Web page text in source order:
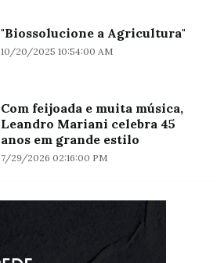
"Biossolucione a Agricultura"
10/20/2025 10:54:00 AM
Com feijoada e muita música,
Leandro Mariani celebra 45
anos em grande estilo
7/29/2026 02:16:00 PM